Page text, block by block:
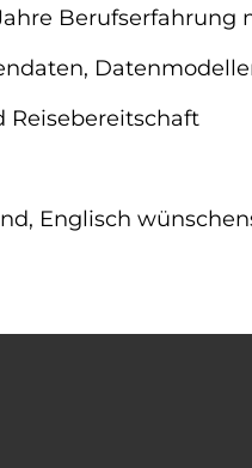
Berufserfahrung
Reisebereitschaft
Englisch